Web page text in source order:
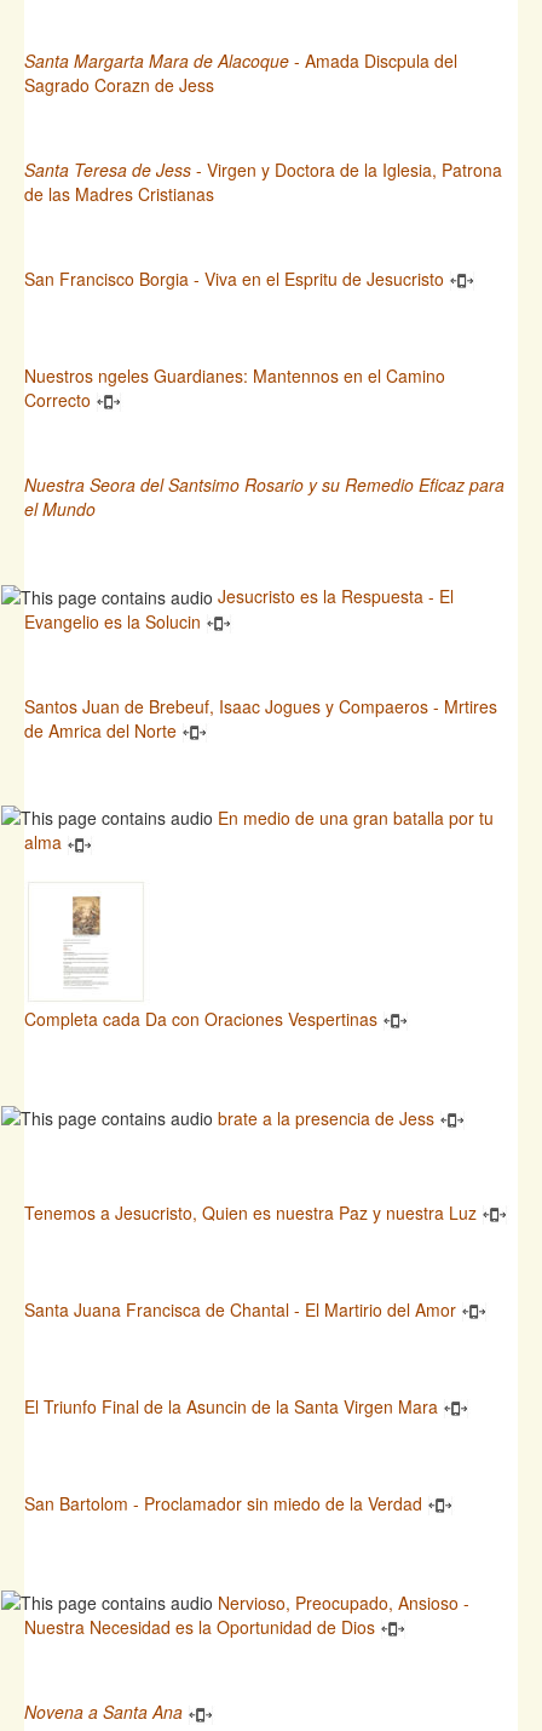
Santa Margarta Mara de Alacoque - Amada Discpula del
Sagrado Corazn de Jess
Santa Teresa de Jess - Virgen y Doctora de la Iglesia, Patrona
de las Madres Cristianas
San Francisco Borgia - Viva en el Espritu de Jesucristo
Nuestros ngeles Guardianes: Mantennos en el Camino
Correcto
Nuestra Seora del Santsimo Rosario y su Remedio Eficaz para
el Mundo
Jesucristo es la Respuesta - El
Evangelio es la Solucin
Santos Juan de Brebeuf, Isaac Jogues y Compaeros - Mrtires
de Amrica del Norte
En medio de una gran batalla por tu
alma
Completa cada Da con Oraciones Vespertinas
brate a la presencia de Jess
Tenemos a Jesucristo, Quien es nuestra Paz y nuestra Luz
Santa Juana Francisca de Chantal - El Martirio del Amor
El Triunfo Final de la Asuncin de la Santa Virgen Mara
San Bartolom - Proclamador sin miedo de la Verdad
Nervioso, Preocupado, Ansioso -
Nuestra Necesidad es la Oportunidad de Dios
Novena a Santa Ana